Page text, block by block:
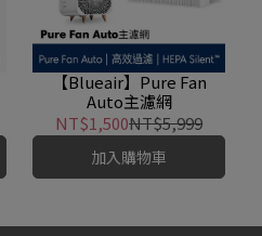
【Blueair】Pure Fan
Auto主濾網
NT$1,500NT$5,999
加入購物車